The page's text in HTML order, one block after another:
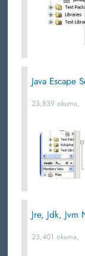
Java Escape
23,839 okuma,
Jre, Jdk, Jvm
23,401 okuma,